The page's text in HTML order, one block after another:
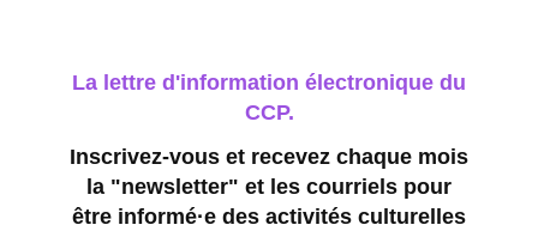
La lettre d'information électronique du
CCP.
Inscrivez-vous et recevez chaque mois
la "newsletter" et les courriels pour
être informé·e des activités culturelles